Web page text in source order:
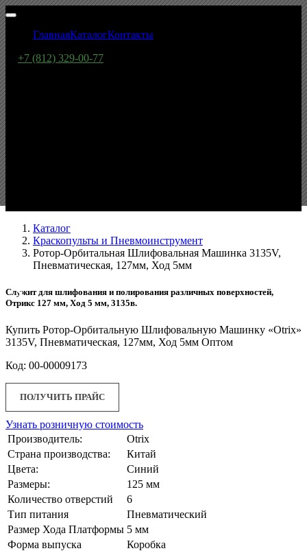
ГлавнаяКаталогКонтакты
+7 (812) 329-00-77
Каталог
Краскопульты и Пневмоинструмент
Ротор-Орбитальная Шлифовальная Машинка 3135V,
Пневматическая, 127мм, Ход 5мм
Служит для шлифования и полирования различных поверхностей,
Отрикс 127 мм, Ход 5 мм, 3135в.
Купить Ротор-Орбитальную Шлифовальную Машинку «Otrix»
3135V, Пневматическая, 127мм, Ход 5мм Оптом
Код: 00-00009173
ПОЛУЧИТЬ ПРАЙС
Узнать розничную стоимость
Производитель:
Otrix
Страна производства:
Китай
Цвета:
Синий
Размеры:
125 мм
Количество отверстий
6
Тип питания
Пневматический
Размер Хода Платформы 5 мм
Форма выпуска
Коробка